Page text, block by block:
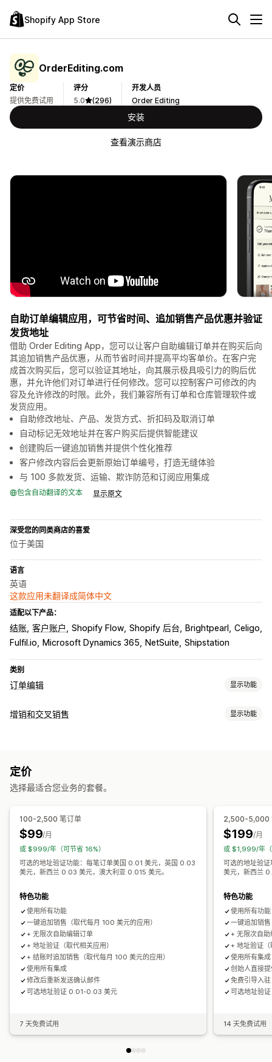
Shopify App Store
OrderEditing.com
定价
提供免费试用
评分
5.0
(296)
开发人员
Order Editing
安装
查看演示商店
自助订单编辑应用，可节省时间、追加销售产品优惠并验证
发货地址
借助 Order Editing App，您可以让客户自助编辑订单并在购买后向
其追加销售产品优惠，从而节省时间并提高平均客单价。在客户完
成首次购买后，您可以验证其地址，向其展示极具吸引力的购后优
惠，并允许他们对订单进行任何修改。您可以控制客户可修改的内
容及允许修改的时限。此外，我们兼容所有订单和仓库管理软件或
发货应用。
自助修改地址、产品、发货方式、折扣码及取消订单
自动标记无效地址并在客户购买后提供智能建议
创建购后一键追加销售并提供个性化推荐
客户修改内容后会更新原始订单编号，打造无缝体验
与 100 多款发货、运输、欺诈防范和订阅应用集成
包含自动翻译的文本 显示原文
深受您的同类商店的喜爱
位于美国
语言
英语
这款应用未翻译成简体中文
适配以下产品：
结账 客户账户 Shopify Flow Shopify 后台 Brightpearl
Celigo
Fulfil.io
Microsoft Dynamics 365 NetSuite Shipstation
类别
订单编辑 显示功能
订单更新
订单管理
状态更新 标记 筛选 导入和导出
增销和交叉销售 显示功能
多语言
组合购买
订阅升级
优先处理
分析
定价
选择最适合您业务的套餐。
100-2,500 笔订单
$99/月
或 $999/年（可节省 16%）
可选的地址验证功能：每笔订单美国 0.01 美元，英国 0.03
美元，新西兰 0.03 美元，澳大利亚 0.015 美元。
特色功能
使用所有功能
一键追加销售（取代每月 100 美元的应用）
+ 无限次自助编辑订单
+ 地址验证（取代相关应用）
+ 结账时追加销售（取代每月 100 美元的应用）
使用所有集成
修改后重新发送确认邮件
可选地址验证 0.01-0.03 美元
7 天免费试用
2,500-5,000
$199/月
或 $1,999/年
可选的地址验
美元，新西兰
特色功能
使用所有功能
一键追加销
+ 无限次自
+ 地址验证
使用所有集成
创始人直接
免费引导入驻
可选地址验
14 天免费试用